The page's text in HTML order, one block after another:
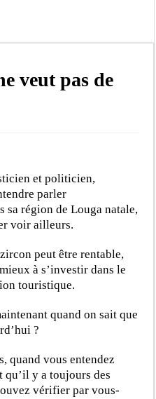
convoquée sur les
militants, sympathisants et à
les préparatifs sous l’égide de
sports Guéladio Ba en tournée, un
veut pas de
et politicien,
parler
sa région de Louga natale,
voir ailleurs.
peut être rentable,
à s’investir dans le
touristique.
quand on sait que
?
quand vous entendez
qu’il y a toujours des
vérifier par vous-